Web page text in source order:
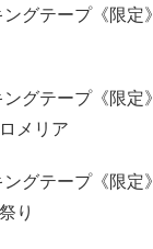
ングテープ《限定
ングテープ《限定
メリア
ングテープ《限定
り